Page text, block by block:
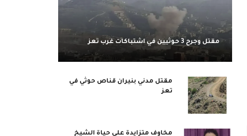
مقتل وجرح 3 حوثيين في اشتباكات غرب تعز
مقتل مدني بنيران قناص حوثي في
تعز
مخاوف متزايدة على حياة الشيخ